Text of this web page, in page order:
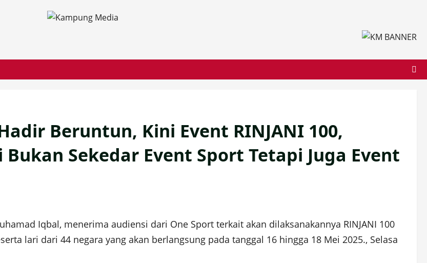
Beruntun, Kini Event RINJANI 100,
Sekedar Event Sport Tetapi Juga Event
Iqbal, menerima audiensi dari One Sport terkait akan dilaksanakannya RINJANI 100
lari dari 44 negara yang akan berlangsung pada tanggal 16 hingga 18 Mei 2025., Selasa